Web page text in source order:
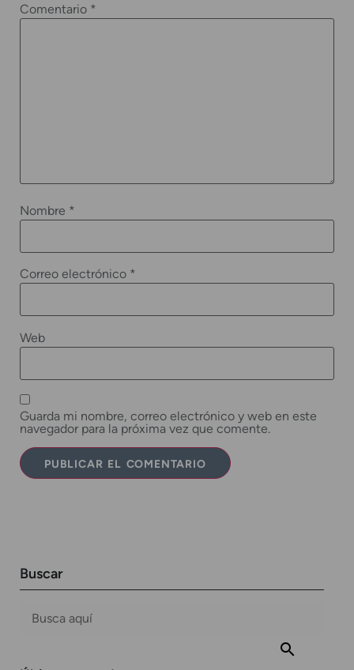
Comentario *
Nombre *
Correo electrónico *
Web
Guarda mi nombre, correo electrónico y web en este
navegador para la próxima vez que comente.
Buscar